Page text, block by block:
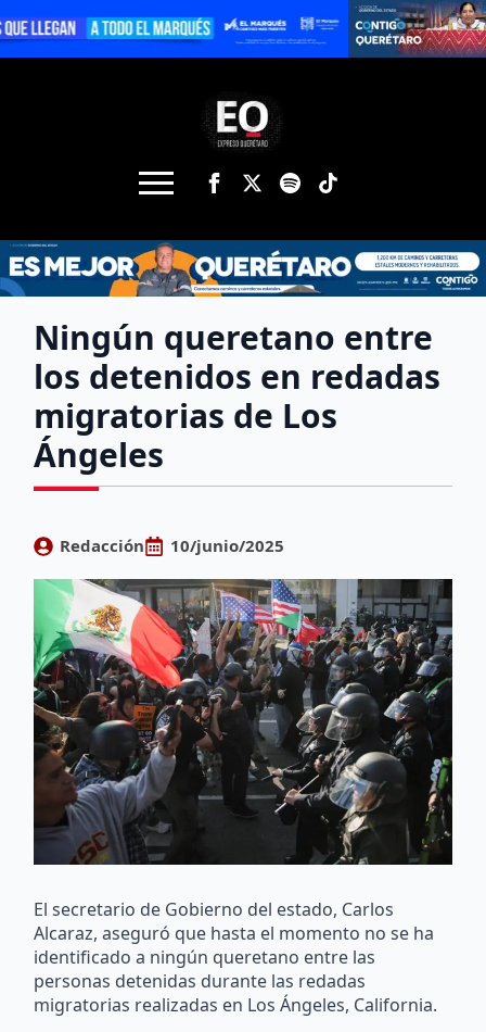
Ningún queretano entre
los detenidos en redadas
migratorias de Los
Ángeles
Redacción 10/junio/2025
El secretario de Gobierno del estado, Carlos
Alcaraz, aseguró que hasta el momento no se ha
identificado a ningún queretano entre las
personas detenidas durante las redadas
migratorias realizadas en Los Ángeles, California.